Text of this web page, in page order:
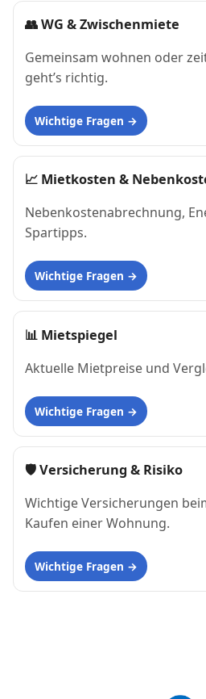
👥WG & Zwischenmiete
Gemeinsam wohnen oder
geht’s richtig.
Wichtige Fragen
📈 Mietkosten &
Nebenkostenabrechnung,
Spartipps.
Wichtige Fragen
📊 Mietspiegel
Aktuelle Mietpreise und
Wichtige Fragen
🛡 Versicherung & Risiko
Wichtige Versicherungen
Kaufen einer Wohnung.
Wichtige Fragen